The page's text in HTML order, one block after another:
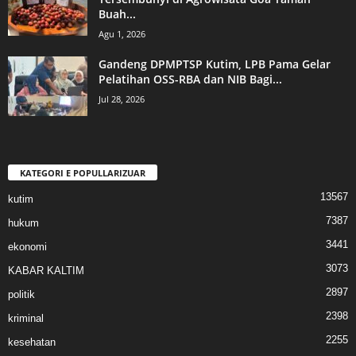
Buah...
Agu 1, 2026
Gandeng DPMPTSP Kutim, LPB Pama Gelar
Pelatihan OSS-RBA dan NIB Bagi...
Jul 28, 2026
KATEGORI E POPULLARIZUAR
kutim 13567
hukum 7387
ekonomi 3441
KABAR KALTIM 3073
politik 2897
kriminal 2398
kesehatan 2255